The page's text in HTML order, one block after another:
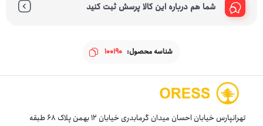
شما هم درباره این کالا پرسش ثبت کنید
شناسه محصول: 100190
تهرانپارس خیابان احسان میدان گرمابدری خیابان 12 بهمن پلاک 68 طبقه